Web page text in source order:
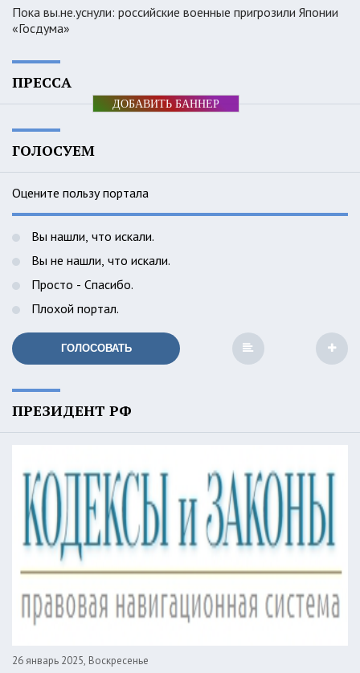
Пока вы.не.уснули: российские военные пригрозили Японии
«Госдума»
ПРЕССА
ДОБАВИТЬ БАННЕР
ГОЛОСУЕМ
Оцените пользу портала
Вы нашли, что искали.
Вы не нашли, что искали.
Просто - Спасибо.
Плохой портал.
ГОЛОСОВАТЬ
ПРЕЗИДЕНТ РФ
26 январь 2025, Воскресенье